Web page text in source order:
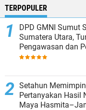
TERPOPULER
DPD GMNI Sumut
Sumatera Utara,
Pengawasan dan
Setahun
Pertanyakan Hasil
Maya